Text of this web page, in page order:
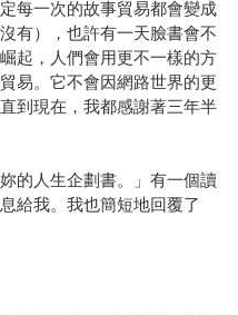
每一次的故事貿易都會變成
有），也許有一天臉書會不
起，人們會用更不一樣的方
易。它不會因網路世界的更
到現在，我都感謝著三年半
的人生企劃書。」有一個讀
給我。我也簡短地回覆了